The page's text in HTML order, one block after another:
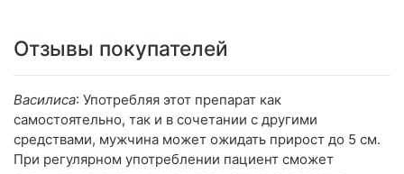
Отзывы покупателей
Василиса: Употребляя этот препарат как
самостоятельно, так и в сочетании с другими
средствами, мужчина может ожидать прирост до 5 см.
При регулярном употреблении пациент сможет